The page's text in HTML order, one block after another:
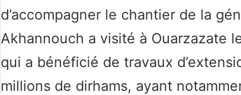
d’accompagner le chantier de la
Akhannouch a visité à Ouarzazate
qui a bénéficié de travaux
millions de dirhams, ayant